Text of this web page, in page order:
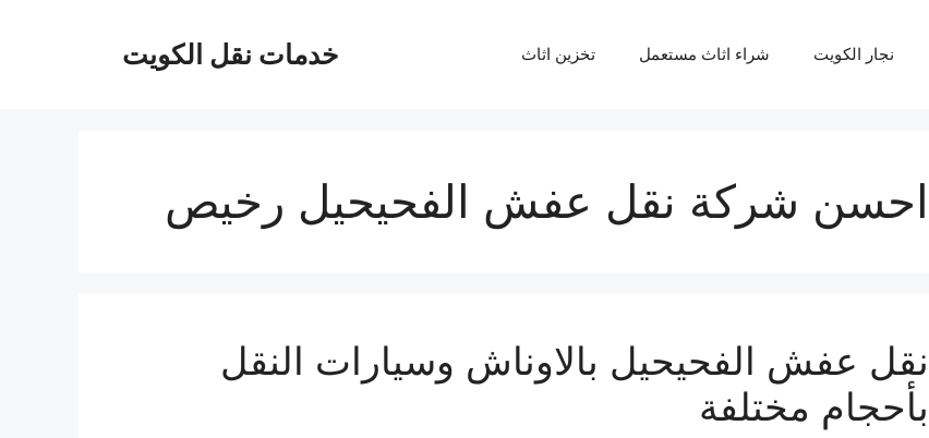
خدمات نقل الكويت نجار الكويت شراء اثاث مستعمل تخزين اثاث
احسن شركة نقل عفش الفحيحيل رخيص
نقل عفش الفحيحيل بالاوناش وسيارات النقل
بأحجام مختلفة